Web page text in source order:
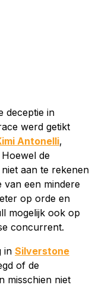
deceptie in
werd getikt
Antonelli,
de
aan te rekenen
van een mindere
op orde en
mogelijk ook op
concurrent.
in Silverstone
of de
misschien niet